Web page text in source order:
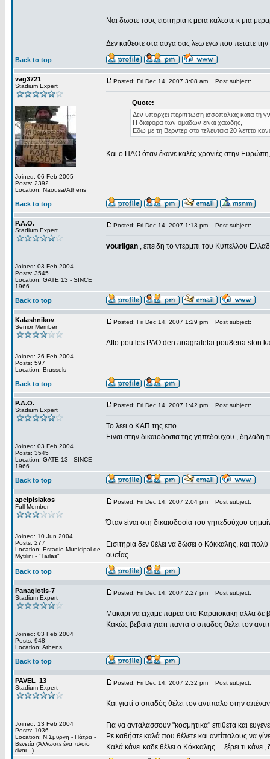
Ναι δωστε τους εισιτηρια κ μετα καλεστε κ μια
Δεν καθεστε στα αυγα σας λεω εγω που πετατε
Back to top
vag3721
Stadium Expert
Joined: 06 Feb 2005
Posts: 2392
Location: Naousa/Athens
Posted: Fri Dec 14, 2007 3:08 am Post subject:
Quote:
Δεν υπαρχει περιπτωση ισσοπαλιας κατα τη
Η διαφορα των ομαδων ειναι χαωδης,
Εδω με τη Βερντερ στα τελευταια 20 λεπτα
Και ο ΠΑΟ όταν έκανε καλές χρονιές στην
Back to top
P.A.O.
Stadium Expert
Joined: 03 Feb 2004
Posts: 3545
Location: GATE 13 - SINCE
1966
Posted: Fri Dec 14, 2007 1:13 pm Post subject:
vourligan , επειδη το ντερμπι του Κυπελλου
Back to top
Kalashnikov
Senior Member
Joined: 26 Feb 2004
Posts: 597
Location: Brussels
Posted: Fri Dec 14, 2007 1:29 pm Post subject:
Afto pou les PAO den anagrafetai pou8ena ston
Back to top
P.A.O.
Stadium Expert
Joined: 03 Feb 2004
Posts: 3545
Location: GATE 13 - SINCE
1966
Posted: Fri Dec 14, 2007 1:42 pm Post subject:
Το λεει ο ΚΑΠ της επο.
Ειναι στην δικαιοδοσια της γηπεδουχου , δηλαδη
Back to top
apelpisiakos
Full Member
Joined: 10 Jun 2004
Posts: 277
Location: Estadio Municipal de
Mytilini - "Tarlas"
Posted: Fri Dec 14, 2007 2:04 pm Post subject:
Όταν είναι στη δικαιοδοσία του γηπεδούχου
Εισιτήρια δεν θέλει να δώσει ο Κόκκαλης, και
ουσίας.
Back to top
Panagiotis-7
Stadium Expert
Joined: 03 Feb 2004
Posts: 948
Location: Athens
Posted: Fri Dec 14, 2007 2:27 pm Post subject:
Μακαρι να ειχαμε παρεα στο Καραισκακη αλλα δε
Κακώς βεβαια γιατι παντα ο οπαδος θελει τον
Back to top
PAVEL_13
Stadium Expert
Joined: 13 Feb 2004
Posts: 1036
Location: Ν.Σμυρνη - Πάτρα -
Βενετία (Άλλωστε ένα πλοίο
είναι...)
Posted: Fri Dec 14, 2007 2:32 pm Post subject:
Και γιατί ο οπαδός θέλει τον αντίπαλο στην
Για να ανταλάσσουν "κοσμητικά" επίθετα και
Ρε καθήστε καλά που θέλετε και αντίπαλους να
Καλά κάνει καδε θέλει ο Κόκκαλης.... ξέρει τι